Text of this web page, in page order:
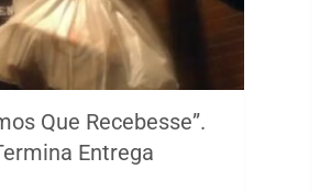
Que Recebesse”.
Entrega